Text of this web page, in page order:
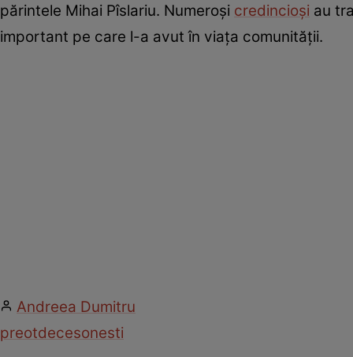
părintele Mihai Pîslariu. Numeroși credincioși au
important pe care l-a avut în viața comunității.
Andreea Dumitru
preotdecesonesti